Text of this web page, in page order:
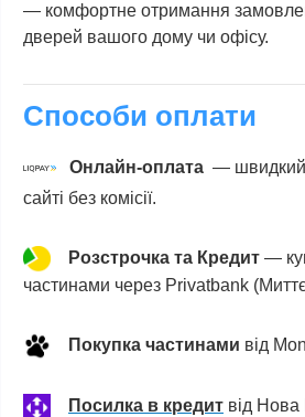
— комфортне отримання
дверей вашого дому чи офісу.
Способи оплати
Онлайн-оплата — швидкий
сайті без комісії.
Розстрочка та Кредит —
частинами через Privatbank
Покупка частинами від
Посилка в кредит від Нова